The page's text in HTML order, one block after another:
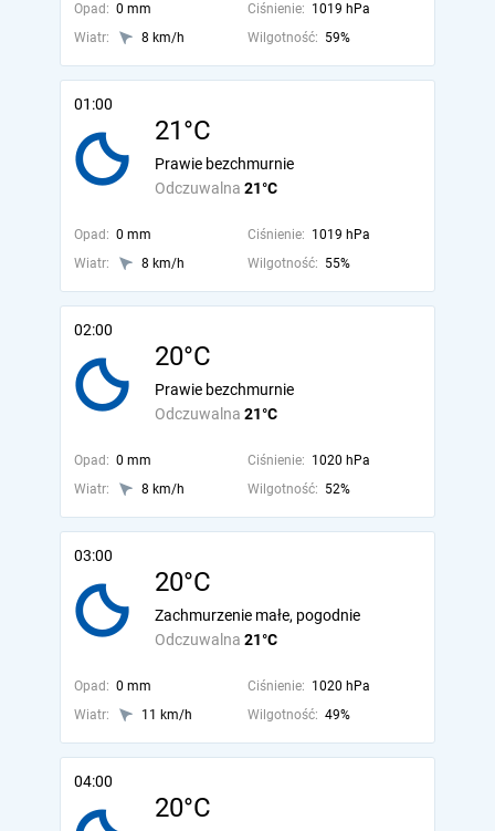
Opad: 0 mm Ciśnienie: 1019 hPa
Wiatr:
8 km/h Wilgotność: 59%
01:00
21°C
Odczuwalna 21°C
Prawie bezchmurnie
Opad: 0 mm Ciśnienie: 1019 hPa
Wiatr:
8 km/h Wilgotność: 55%
02:00
20°C
Odczuwalna 21°C
Prawie bezchmurnie
Opad: 0 mm Ciśnienie: 1020 hPa
Wiatr:
8 km/h Wilgotność: 52%
03:00
20°C
Odczuwalna 21°C
Zachmurzenie małe, pogodnie
Opad: 0 mm Ciśnienie: 1020 hPa
Wiatr:
11 km/h Wilgotność: 49%
04:00
20°C